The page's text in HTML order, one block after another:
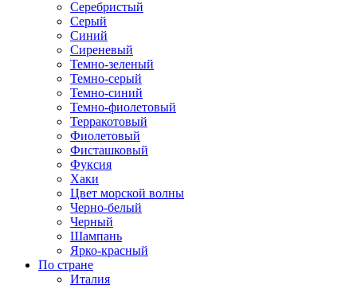
Серебристый
Серый
Синий
Сиреневый
Темно-зеленый
Темно-серый
Темно-синий
Темно-фиолетовый
Терракотовый
Фиолетовый
Фисташковый
Фуксия
Хаки
Цвет морской волны
Черно-белый
Черный
Шампань
Ярко-красный
По стране
Италия